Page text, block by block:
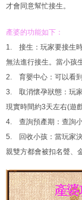
才會同意幫忙接生。
產婆的功能如下：
1. 接生：玩家要接生
無法進行接生。當小孩
2. 育嬰中心：可以看到
3. 取消懷孕狀態：玩
現實時間約3天左右(遊
4. 查詢預產期：查詢小
5. 回收小孩：當玩家
親雙方都會被扣名聲、